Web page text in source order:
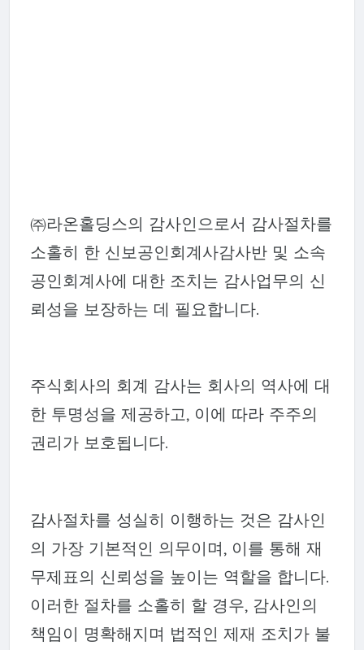
㈜라온홀딩스의 감사인으로서 감사절차를
소홀히 한 신보공인회계사감사반 및 소속
공인회계사에 대한 조치는 감사업무의 신
뢰성을 보장하는 데 필요합니다.
주식회사의 회계 감사는 회사의 역사에 대
한 투명성을 제공하고, 이에 따라 주주의
권리가 보호됩니다.
감사절차를 성실히 이행하는 것은 감사인
의 가장 기본적인 의무이며, 이를 통해 재
무제표의 신뢰성을 높이는 역할을 합니다.
이러한 절차를 소홀히 할 경우, 감사인의
책임이 명확해지며 법적인 제재 조치가 불